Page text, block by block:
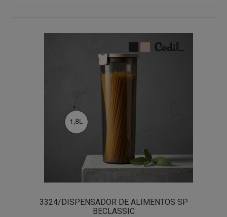
3324/DISPENSADOR DE ALIMENTOS SP
BECLASSIC